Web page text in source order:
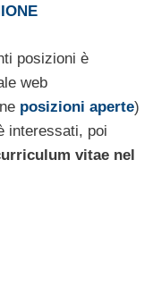
posizioni è
web
posizioni aperte)
interessati, poi
vitae nel